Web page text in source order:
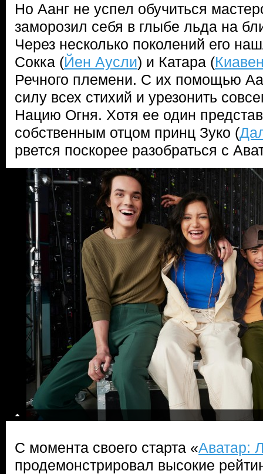
Но Аанг не успел обучиться
заморозил себя в глыбе льда на
Через несколько поколений его
Сокка (Йен Аусли) и Катара (
Речного племени. С их помощью
силу всех стихий и урезонить
Нацию Огня. Хотя ее один
собственным отцом принц Зуко (
рвется поскорее разобраться с
С момента своего старта «Аватар:
продемонстрировал высокие